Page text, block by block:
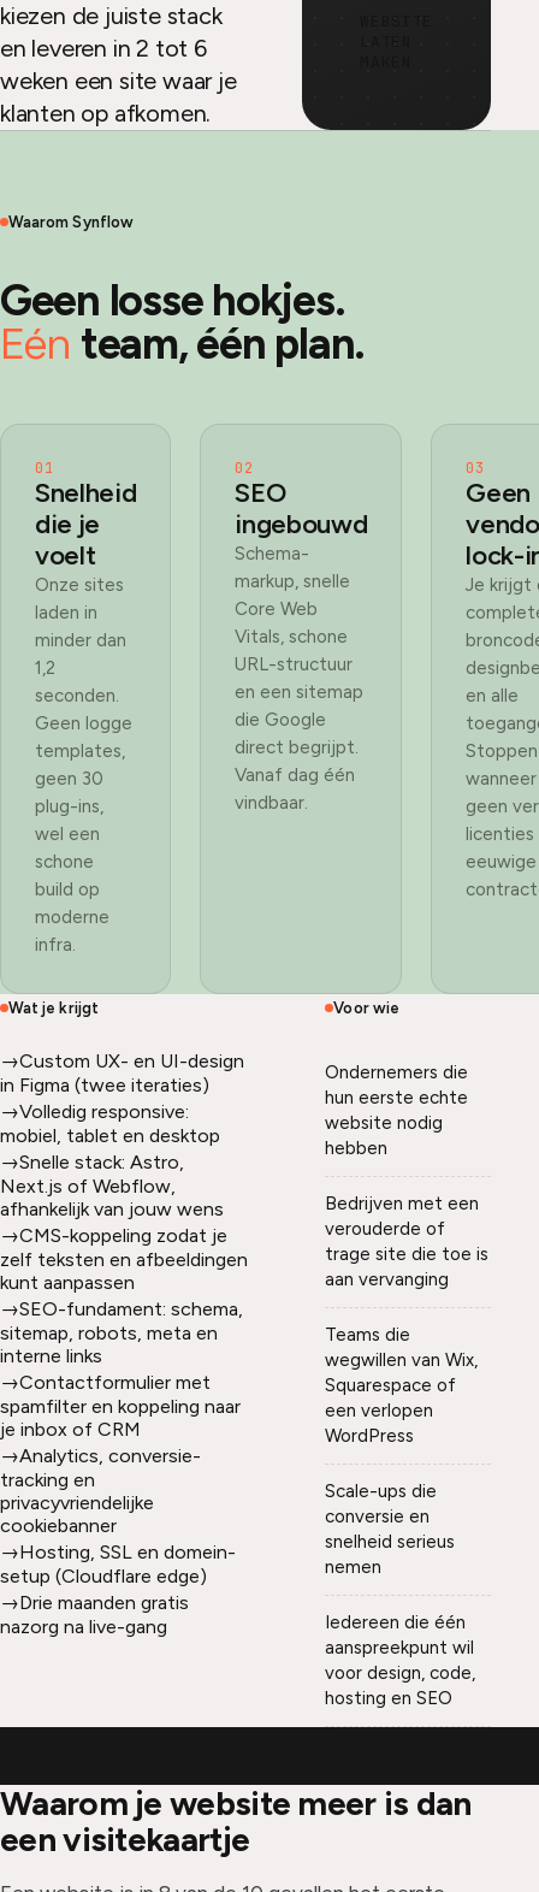
kiezen de juiste stack
en leveren in 2 tot 6
weken een site waar je
klanten op afkomen.
Waarom Synflow
Geen losse hokjes.
Eén team, één plan.
01
Snelheid
die je
voelt
Onze sites
laden in
minder dan
1,2
seconden.
Geen logge
templates,
geen 30
plug-ins,
wel een
schone
build op
moderne
infra.
02
SEO
ingebouwd
Schema-
markup, snelle
Core Web
Vitals, schone
URL-structuur
en een sitemap
die Google
direct begrijpt.
Vanaf dag één
vindbaar.
03
Geen
lock-
Je krijgt
en alle
Stoppen
geen
eeuwige
Wat je krijgt
→Custom UX- en UI-design
in Figma (twee iteraties)
→Volledig responsive:
mobiel, tablet en desktop
→Snelle stack: Astro,
Next.js of Webflow,
afhankelijk van jouw wens
→CMS-koppeling zodat je
zelf teksten en afbeeldingen
kunt aanpassen
→SEO-fundament: schema,
sitemap, robots, meta en
interne links
→Contactformulier met
spamfilter en koppeling naar
je inbox of CRM
→Analytics, conversie-
tracking en
privacyvriendelijke
cookiebanner
→Hosting, SSL en domein-
setup (Cloudflare edge)
→Drie maanden gratis
nazorg na live-gang
Voor wie
Ondernemers die
hun eerste echte
website nodig
hebben
Bedrijven met een
verouderde of
trage site die toe is
aan vervanging
Teams die
wegwillen van Wix,
Squarespace of
een verlopen
WordPress
Scale-ups die
conversie en
snelheid serieus
nemen
Iedereen die één
aanspreekpunt wil
voor design, code,
hosting en SEO
Waarom je website meer is dan
een visitekaartje